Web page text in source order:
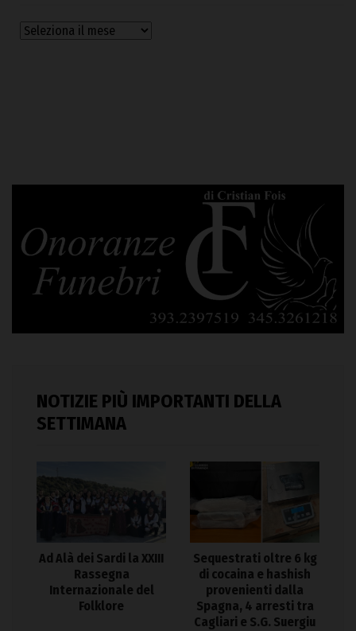
Archivi
NOTIZIE PIÙ IMPORTANTI DELLA
SETTIMANA
Ad Alà dei Sardi la XXIII
Rassegna
Internazionale del
Folklore
Sequestrati oltre 6 kg
di cocaina e hashish
provenienti dalla
Spagna, 4 arresti tra
Cagliari e S.G. Suergiu